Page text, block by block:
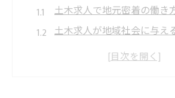
土木求人で地元密着の働き
土木求人が地域社会に与え
岡崎市で土木求人に応募す